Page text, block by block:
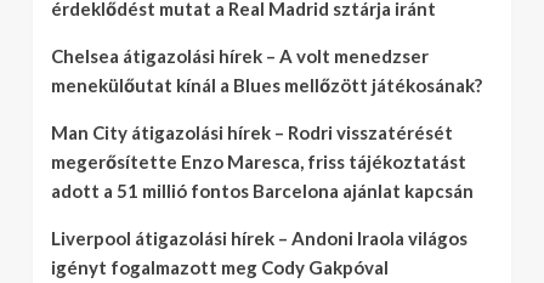
érdeklődést mutat a Real Madrid sztárja iránt
Chelsea átigazolási hírek – A volt menedzser
menekülőutat kínál a Blues mellőzött játékosának?
Man City átigazolási hírek – Rodri visszatérését
megerősítette Enzo Maresca, friss tájékoztatást
adott a 51 millió fontos Barcelona ajánlat kapcsán
Liverpool átigazolási hírek – Andoni Iraola világos
igényt fogalmazott meg Cody Gakpóval